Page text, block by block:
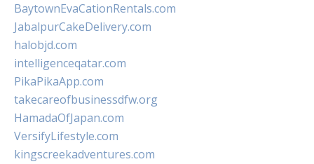
BaytownEvaCationRentals.com
JabalpurCakeDelivery.com
halobjd.com
intelligenceqatar.com
PikaPikaApp.com
takecareofbusinessdfw.org
HamadaOfJapan.com
VersifyLifestyle.com
kingscreekadventures.com